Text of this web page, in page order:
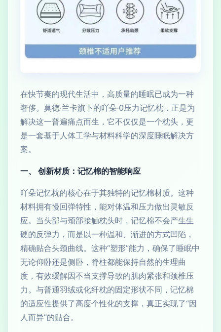
在快节奏的现代生活中，高质量的睡眠已成为一种
奢侈。莫德·兰卡旗下的吖朵·0压力记忆枕，正是为
解决这一普遍痛点而生，它不仅仅是一个枕头，更
是一套基于人体工学与材料科学的深度睡眠解决方
案。
一、 创新材质：记忆棉的智能响应
吖朵记忆枕的核心在于其独特的记忆棉材质。这种
材料拥有慢回弹特性，能对体温和压力做出灵敏反
应。当头部与颈部接触枕头时，记忆棉不会产生生
硬的反弹力，而是以一种温和、渐进的方式凹陷，
精确贴合头颈曲线。这种“塑形”能力，确保了睡眠中
无论仰卧还是侧卧，脊柱都能保持自然的生理曲
度，有效缓解因不当支撑导致的肌肉紧张和颈椎压
力。与普通羽绒或化纤枕的固定形状不同，记忆棉
的适应性提供了高度个性化的支撑，真正实现了“因
人而异”的贴合。